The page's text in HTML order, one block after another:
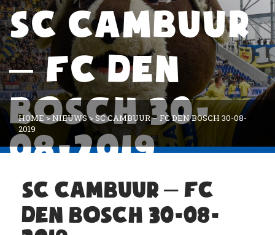
SC CAMBUUR
– FC DEN
BOSCH 30-
08-2019
HOME>NIEUWS>SC CAMBUUR – FC DEN BOSCH 30-08-
2019
SC CAMBUUR – FC
DEN BOSCH 30-08-